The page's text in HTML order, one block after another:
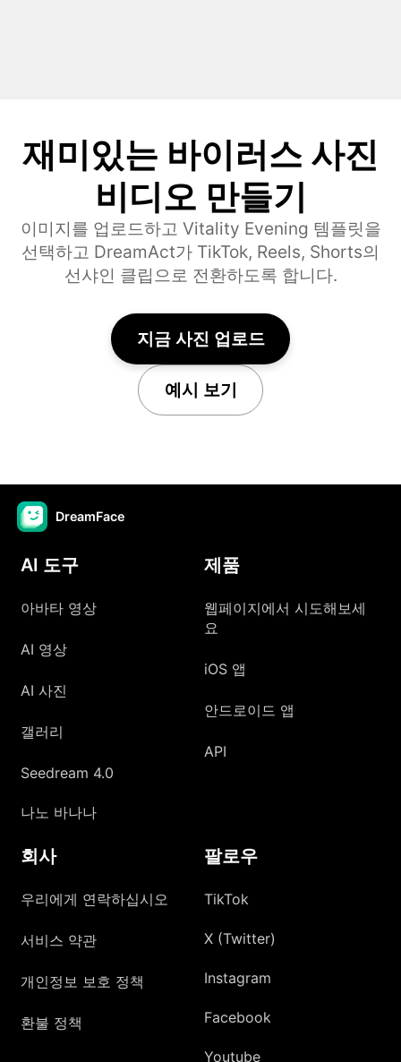
재미있는 바이러스 사진
비디오 만들기
이미지를 업로드하고 Vitality Evening 템플릿을
선택하고 DreamAct가 TikTok, Reels, Shorts의
선샤인 클립으로 전환하도록 합니다.
지금 사진 업로드
예시 보기
DreamFace
AI 도구
아바타 영상
AI 영상
AI 사진
갤러리
Seedream 4.0
나노 바나나
제품
웹페이지에서 시도해보세
요
iOS 앱
안드로이드 앱
API
회사
우리에게 연락하십시오
서비스 약관
개인정보 보호 정책
환불 정책
팔로우
TikTok
X (Twitter)
Instagram
Facebook
Youtube